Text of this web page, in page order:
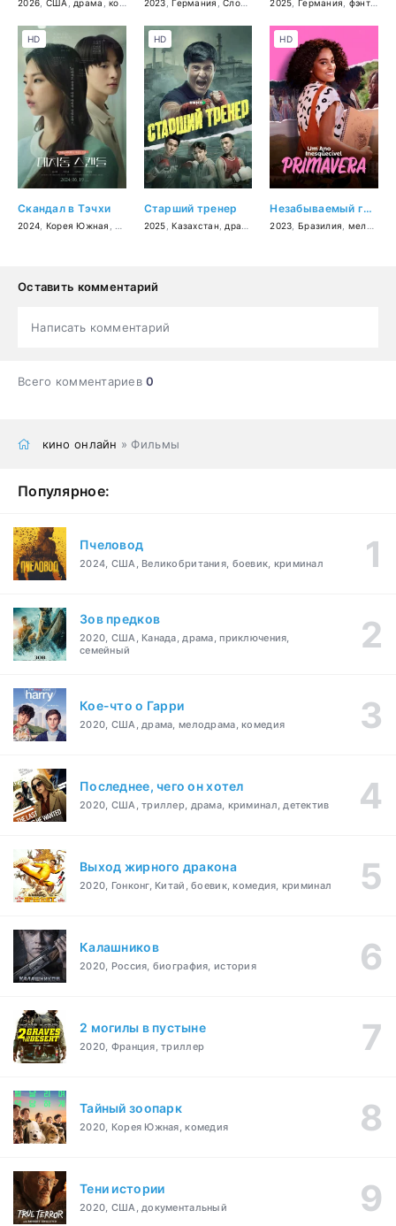
2026 США драма ,комедия 2023 Германия ,Словения ,Франция,драма
2025 Германия фэнтези
Скандал в Тэчхи
2024 Корея Южная драма
HD
Старший тренер
2025 ,Казахстан драма спорт, криминал
HD
Незабываемый год: Весна
2023 Бразилия мелодрама
HD
Оставить комментарий
Написать комментарий
Всего комментариев0
кино онлайн » Фильмы
Популярное:
Пчеловод
2024, США, Великобритания, боевик, криминал
Зов предков
2020, США, Канада, драма, приключения,
семейный
Кое-что о Гарри
2020, США, драма, мелодрама, комедия
Последнее, чего он хотел
2020, США, триллер, драма, криминал, детектив
Выход жирного дракона
2020, Гонконг, Китай, боевик, комедия, криминал
Калашников
2020, Россия, биография, история
2 могилы в пустыне
2020, Франция, триллер
Тайный зоопарк
2020, Корея Южная, комедия
Тени истории
2020, США, документальный